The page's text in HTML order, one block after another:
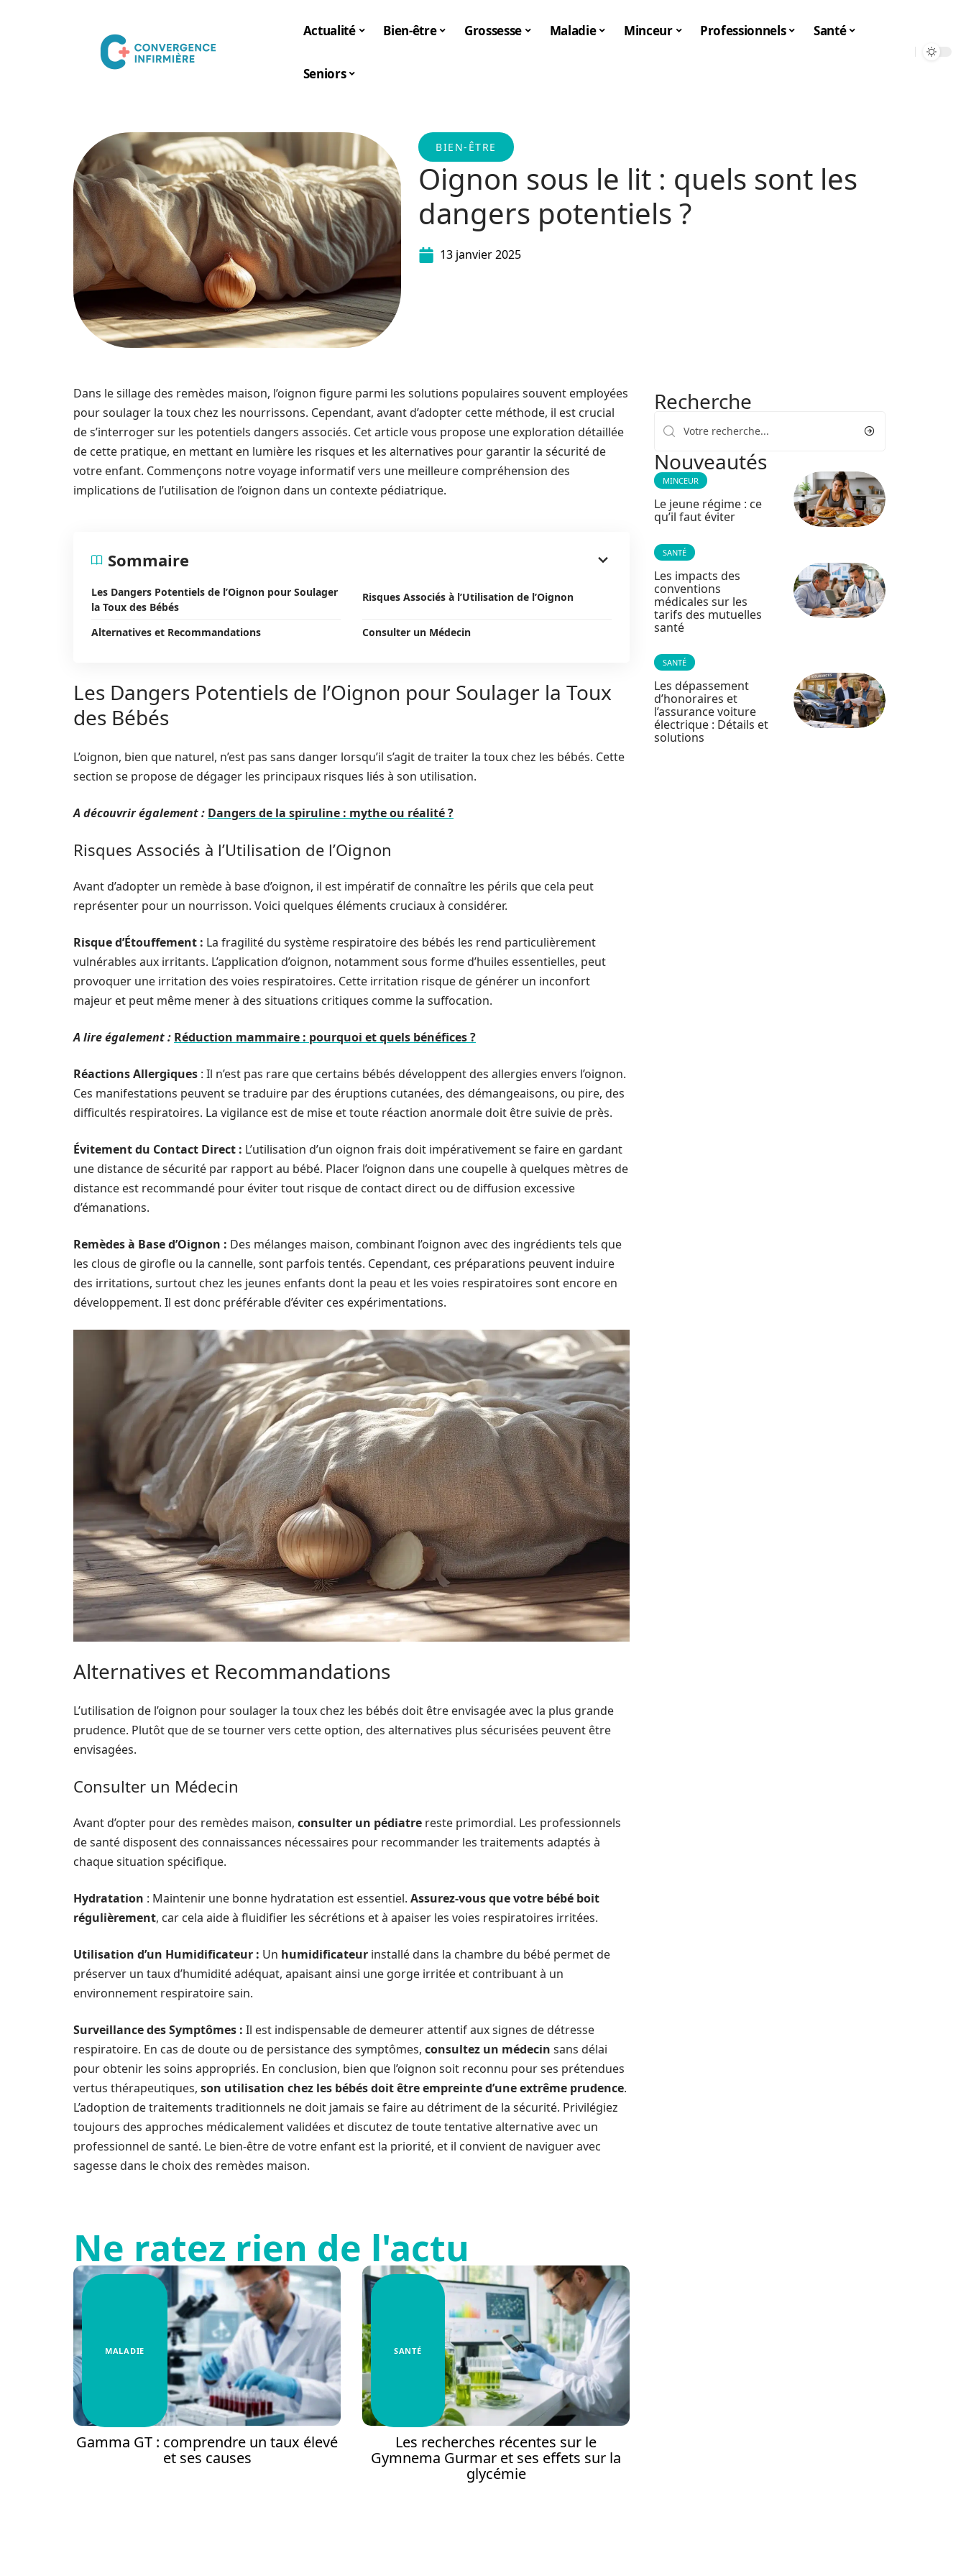
Actualité Bien-être Grossesse Maladie Minceur Professionnels Santé
Seniors
BIEN-ÊTRE
Oignon sous le lit : quels sont les
dangers potentiels ?
13 janvier 2025
Dans le sillage des remèdes maison, l’oignon figure parmi les solutions populaires souvent employées
pour soulager la toux chez les nourrissons. Cependant, avant d’adopter cette méthode, il est crucial
de s’interroger sur les potentiels dangers associés. Cet article vous propose une exploration détaillée
de cette pratique, en mettant en lumière les risques et les alternatives pour garantir la sécurité de
votre enfant. Commençons notre voyage informatif vers une meilleure compréhension des
implications de l’utilisation de l’oignon dans un contexte pédiatrique.
Sommaire
Les Dangers Potentiels de l’Oignon pour Soulager
la Toux des Bébés
Risques Associés à l’Utilisation de l’Oignon
Alternatives et Recommandations Consulter un Médecin
Les Dangers Potentiels de l’Oignon pour Soulager la Toux
des Bébés
L’oignon, bien que naturel, n’est pas sans danger lorsqu’il s’agit de traiter la toux chez les bébés. Cette
section se propose de dégager les principaux risques liés à son utilisation.
A découvrir également : Dangers de la spiruline : mythe ou réalité ?
Risques Associés à l’Utilisation de l’Oignon
Avant d’adopter un remède à base d’oignon, il est impératif de connaître les périls que cela peut
représenter pour un nourrisson. Voici quelques éléments cruciaux à considérer.
Risque d’Étouffement : La fragilité du système respiratoire des bébés les rend particulièrement
vulnérables aux irritants. L’application d’oignon, notamment sous forme d’huiles essentielles, peut
provoquer une irritation des voies respiratoires. Cette irritation risque de générer un inconfort
majeur et peut même mener à des situations critiques comme la suffocation.
A lire également : Réduction mammaire : pourquoi et quels bénéfices ?
Réactions Allergiques : Il n’est pas rare que certains bébés développent des allergies envers l’oignon.
Ces manifestations peuvent se traduire par des éruptions cutanées, des démangeaisons, ou pire, des
difficultés respiratoires. La vigilance est de mise et toute réaction anormale doit être suivie de près.
Évitement du Contact Direct : L’utilisation d’un oignon frais doit impérativement se faire en gardant
une distance de sécurité par rapport au bébé. Placer l’oignon dans une coupelle à quelques mètres de
distance est recommandé pour éviter tout risque de contact direct ou de diffusion excessive
d’émanations.
Remèdes à Base d’Oignon : Des mélanges maison, combinant l’oignon avec des ingrédients tels que
les clous de girofle ou la cannelle, sont parfois tentés. Cependant, ces préparations peuvent induire
des irritations, surtout chez les jeunes enfants dont la peau et les voies respiratoires sont encore en
développement. Il est donc préférable d’éviter ces expérimentations.
Alternatives et Recommandations
L’utilisation de l’oignon pour soulager la toux chez les bébés doit être envisagée avec la plus grande
prudence. Plutôt que de se tourner vers cette option, des alternatives plus sécurisées peuvent être
envisagées.
Consulter un Médecin
Avant d’opter pour des remèdes maison, consulter un pédiatre reste primordial. Les professionnels
de santé disposent des connaissances nécessaires pour recommander les traitements adaptés à
chaque situation spécifique.
Hydratation : Maintenir une bonne hydratation est essentiel. Assurez-vous que votre bébé boit
régulièrement, car cela aide à fluidifier les sécrétions et à apaiser les voies respiratoires irritées.
Utilisation d’un Humidificateur : Un humidificateur installé dans la chambre du bébé permet de
préserver un taux d’humidité adéquat, apaisant ainsi une gorge irritée et contribuant à un
environnement respiratoire sain.
Surveillance des Symptômes : Il est indispensable de demeurer attentif aux signes de détresse
respiratoire. En cas de doute ou de persistance des symptômes, consultez un médecin sans délai
pour obtenir les soins appropriés. En conclusion, bien que l’oignon soit reconnu pour ses prétendues
vertus thérapeutiques, son utilisation chez les bébés doit être empreinte d’une extrême prudence.
L’adoption de traitements traditionnels ne doit jamais se faire au détriment de la sécurité. Privilégiez
toujours des approches médicalement validées et discutez de toute tentative alternative avec un
professionnel de santé. Le bien-être de votre enfant est la priorité, et il convient de naviguer avec
sagesse dans le choix des remèdes maison.
Ne ratez rien de l'actu
MALADIE
Gamma GT : comprendre un taux élevé
et ses causes
SANTÉ
Les recherches récentes sur le
Gymnema Gurmar et ses effets sur la
glycémie
Recherche
Nouveautés
MINCEUR
Le jeune régime : ce
qu’il faut éviter
SANTÉ
Les impacts des
conventions
médicales sur les
tarifs des mutuelles
santé
SANTÉ
Les dépassement
d’honoraires et
l’assurance voiture
électrique : Détails et
solutions